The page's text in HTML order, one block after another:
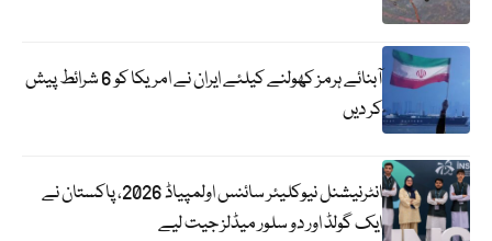
آبنائے ہرمز کھولنے کیلئے ایران نے امریکا کو 6 شرائط پیش
کر دیں
انٹرنیشنل نیوکلیئر سائنس اولمپیاڈ 2026، پاکستان نے
ایک گولڈ اور دو سلور میڈلز جیت لیے